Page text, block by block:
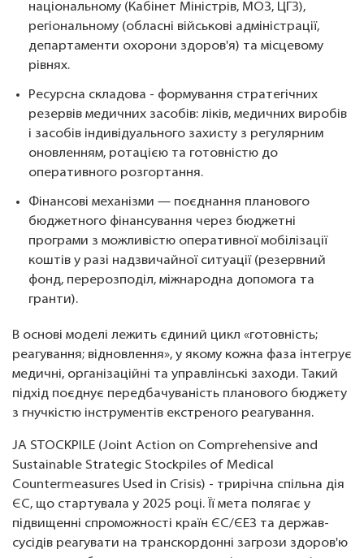
національному (Кабінет Міністрів, МОЗ, ЦГЗ),
регіональному (обласні військові адміністрації,
департаменти охорони здоров'я) та місцевому
рівнях.
Ресурсна складова - формування стратегічних
резервів медичних засобів: ліків, медичних виробів
і засобів індивідуального захисту з регулярним
оновленням, ротацією та готовністю до
оперативного розгортання.
Фінансові механізми — поєднання планового
бюджетного фінансування через бюджетні
програми з можливістю оперативної мобілізації
коштів у разі надзвичайної ситуації (резервний
фонд, перерозподіл, міжнародна допомога та
гранти).
В основі моделі лежить єдиний цикл «готовність;
реагування; відновлення», у якому кожна фаза інтегрує
медичні, організаційні та управлінські заходи. Такий
підхід поєднує передбачуваність планового бюджету
з гнучкістю інструментів екстреного реагування.
JA STOCKPILE (Joint Action on Comprehensive and
Sustainable Strategic Stockpiles of Medical
Countermeasures Used in Crisis) - трирічна спільна дія
ЄС, що стартувала у 2025 році. Її мета полягає у
підвищенні спроможності країн ЄС/ЄЕЗ та держав-
сусідів реагувати на транскордонні загрози здоров'ю